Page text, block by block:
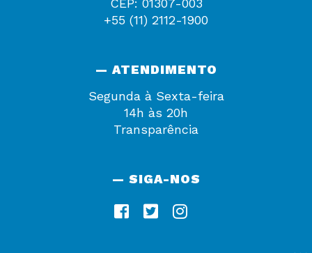
CEP: 01307-003
+55 (11) 2112-1900
— ATENDIMENTO
Segunda à Sexta-feira
14h às 20h
Transparência
— SIGA-NOS